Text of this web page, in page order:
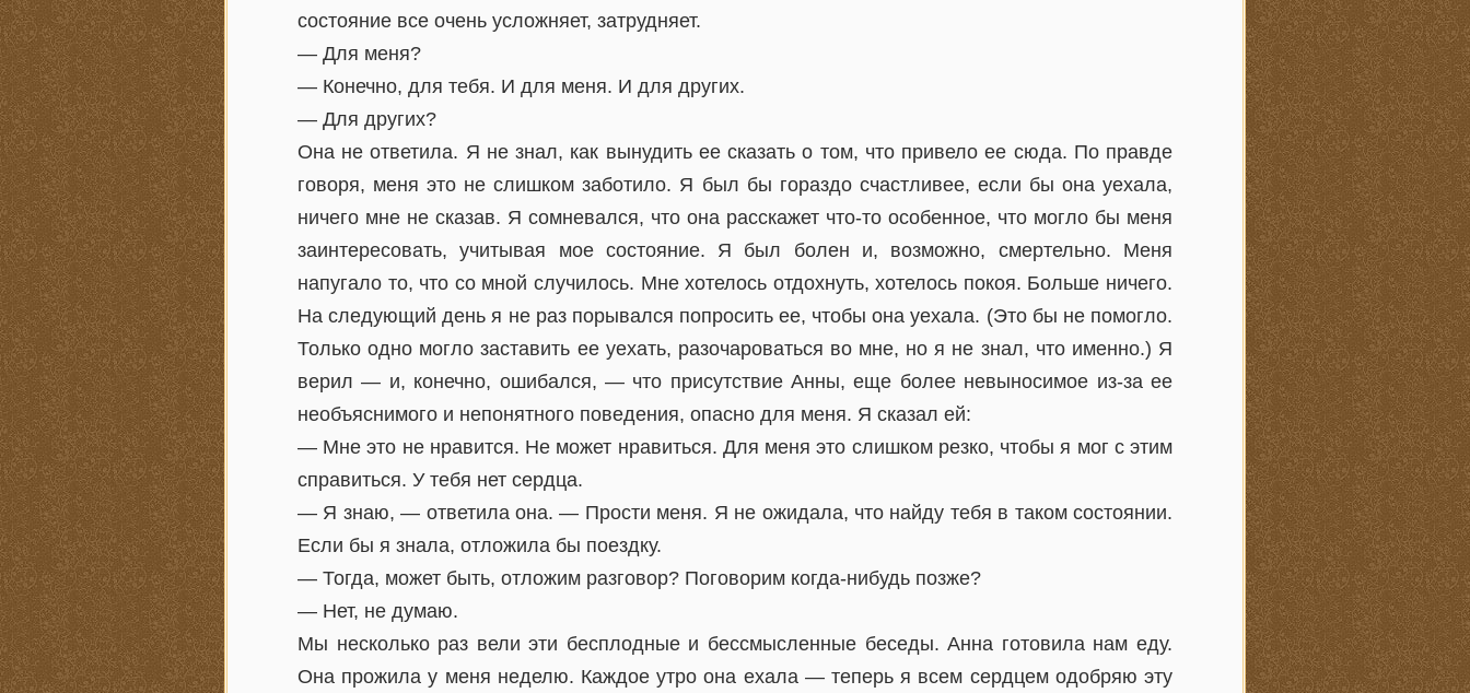
состояние все очень усложняет, затрудняет.
— Для меня?
— Конечно, для тебя. И для меня. И для других.
— Для других?
Она не ответила. Я не знал, как вынудить ее сказать о том, что привело ее сюда. По правде
говоря, меня это не слишком заботило. Я был бы гораздо счастливее, если бы она уехала,
ничего мне не сказав. Я сомневался, что она расскажет что-то особенное, что могло бы меня
заинтересовать, учитывая мое состояние. Я был болен и, возможно, смертельно. Меня
напугало то, что со мной случилось. Мне хотелось отдохнуть, хотелось покоя. Больше ничего.
На следующий день я не раз порывался попросить ее, чтобы она уехала. (Это бы не помогло.
Только одно могло заставить ее уехать, разочароваться во мне, но я не знал, что именно.) Я
верил — и, конечно, ошибался, — что присутствие Анны, еще более невыносимое из-за ее
необъяснимого и непонятного поведения, опасно для меня. Я сказал ей:
— Мне это не нравится. Не может нравиться. Для меня это слишком резко, чтобы я мог с этим
справиться. У тебя нет сердца.
— Я знаю, — ответила она. — Прости меня. Я не ожидала, что найду тебя в таком состоянии.
Если бы я знала, отложила бы поездку.
— Тогда, может быть, отложим разговор? Поговорим когда-нибудь позже?
— Нет, не думаю.
Мы несколько раз вели эти бесплодные и бессмысленные беседы. Анна готовила нам еду.
Она прожила у меня неделю. Каждое утро она ехала — теперь я всем сердцем одобряю эту